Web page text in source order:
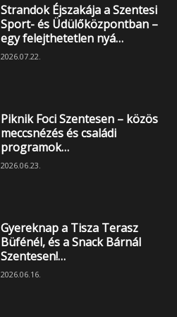
Strandok Éjszakája a Szentesi
Sport- és Üdülőközpontban –
egy felejthetetlen nyá…
2026.07.22.
Piknik Foci Szentesen – közös
meccsnézés és családi
programok…
2026.06.23.
Gyereknap a Tisza Terasz
Büfénél, és a Snack Bárnál
Szentesen!…
2026.06.16.